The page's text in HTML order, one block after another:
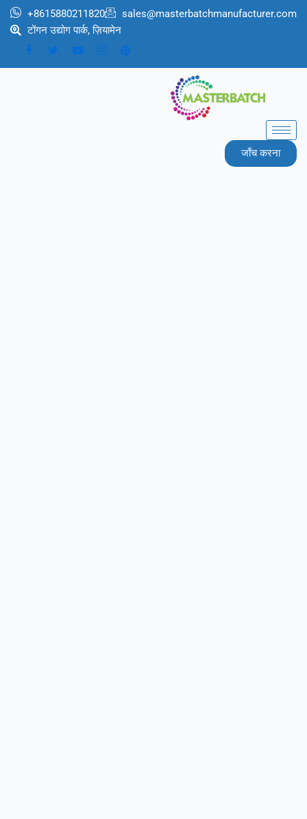
+8615880211820
sales@masterbatchmanufacturer.com
टोंगन उद्योग पार्क, ज़ियामेन
जाँच करना